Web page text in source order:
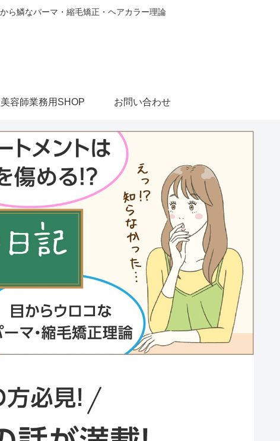
ら鱗なパーマ・縮毛矯正・ヘアカラー理論
容師業務用SHOP お問い合わせ